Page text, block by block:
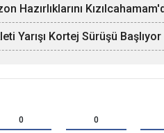
Hazırlıklarını
Yarışı Kortej Sürüşü Başlıyor
0 0